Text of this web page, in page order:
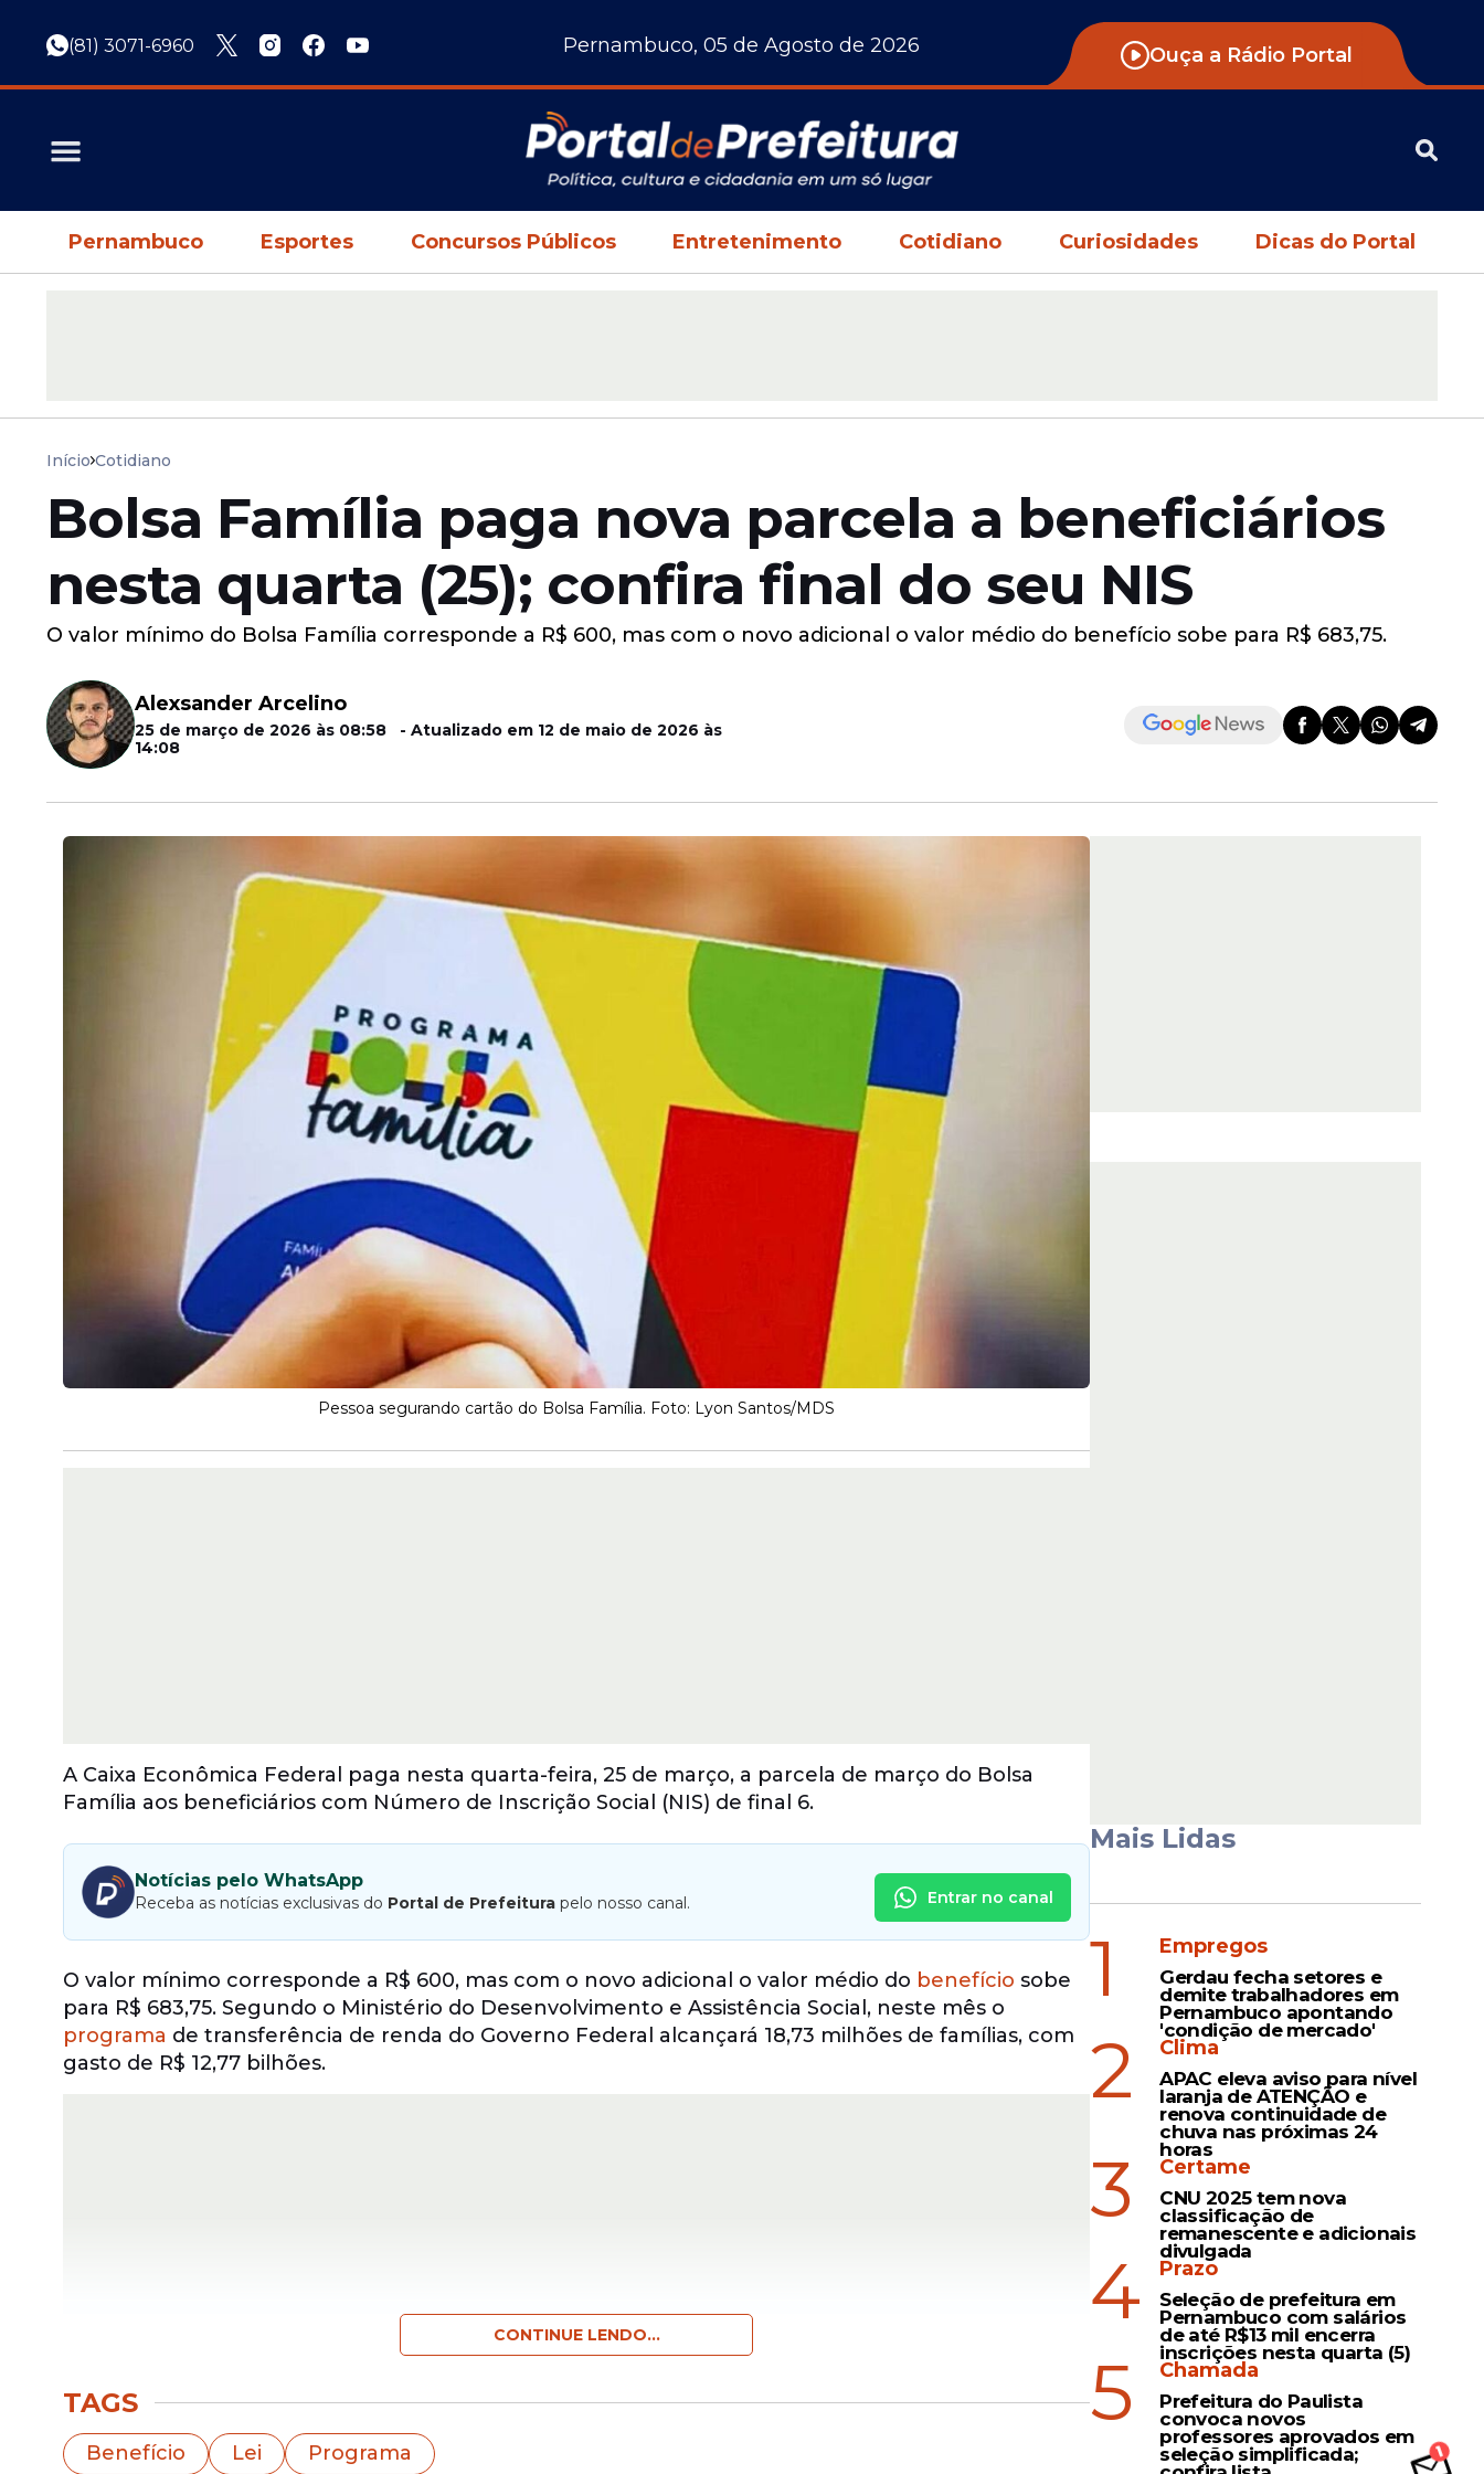
(81) 3071-6960 Pernambuco, 05 de Agosto de 2026 Ouça a Rádio Portal
Pernambuco Esportes Concursos Públicos Entretenimento Cotidiano Curiosidades Dicas do Portal
Início Cotidiano
Bolsa Família paga nova parcela a beneficiários
nesta quarta (25); confira final do seu NIS
O valor mínimo do Bolsa Família corresponde a R$ 600, mas com o novo adicional o valor médio do benefício sobe para R$ 683,75.
Alexsander Arcelino
25 de março de 2026 às 08:58 - Atualizado em 12 de maio de 2026 às
14:08
Pessoa segurando cartão do Bolsa Família. Foto: Lyon Santos/MDS
A Caixa Econômica Federal paga nesta quarta-feira, 25 de março, a parcela de março do Bolsa
Família aos beneficiários com Número de Inscrição Social (NIS) de final 6.
Notícias pelo WhatsApp
Receba as notícias exclusivas do Portal de Prefeitura pelo nosso canal. Entrar no canal
O valor mínimo corresponde a R$ 600, mas com o novo adicional o valor médio do benefício sobe
para R$ 683,75. Segundo o Ministério do Desenvolvimento e Assistência Social, neste mês o
programa de transferência de renda do Governo Federal alcançará 18,73 milhões de famílias, com
gasto de R$ 12,77 bilhões.
paga seis parcelas de R$ 50 a mães de bebês de até seis meses de idade, para garantir a
CONTINUE LENDO...
TAGS
Benefício Lei Programa
Mais Lidas
1 Empregos
Gerdau fecha setores e
demite trabalhadores em
Pernambuco apontando
'condição de mercado'
2 Clima
APAC eleva aviso para nível
laranja de ATENÇÃO e
renova continuidade de
chuva nas próximas 24
horas
3 Certame
CNU 2025 tem nova
classificação de
remanescente e adicionais
divulgada
4 Prazo
Seleção de prefeitura em
Pernambuco com salários
de até R$13 mil encerra
inscrições nesta quarta (5)
5 Chamada
Prefeitura do Paulista
convoca novos
professores aprovados em
seleção simplificada;